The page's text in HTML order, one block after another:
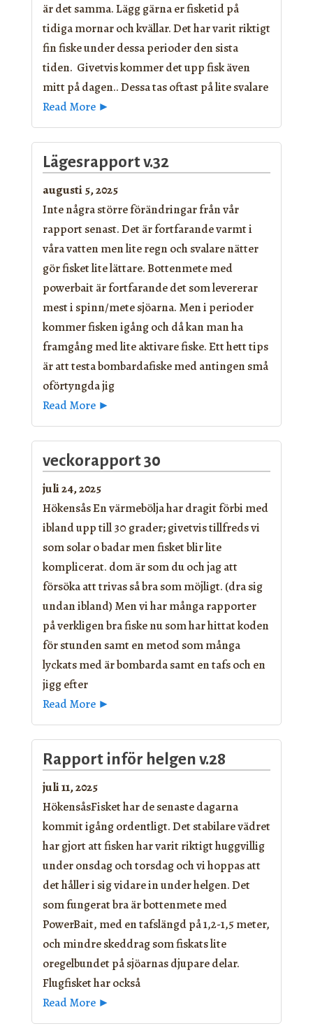
är det samma. Lägg gärna er fisketid på
tidiga mornar och kvällar. Det har varit riktigt
fin fiske under dessa perioder den sista
tiden. Givetvis kommer det upp fisk även
mitt på dagen.. Dessa tas oftast på lite svalare
Read More ►
Lägesrapport v.32
augusti 5, 2025
Inte några större förändringar från vår
rapport senast. Det är fortfarande varmt i
våra vatten men lite regn och svalare nätter
gör fisket lite lättare. Bottenmete med
powerbait är fortfarande det som levererar
mest i spinn/mete sjöarna. Men i perioder
kommer fisken igång och då kan man ha
framgång med lite aktivare fiske. Ett hett tips
är att testa bombardafiske med antingen små
oförtyngda jig
Read More ►
veckorapport 30
juli 24, 2025
Hökensås En värmebölja har dragit förbi med
ibland upp till 30 grader; givetvis tillfreds vi
som solar o badar men fisket blir lite
komplicerat. dom är som du och jag att
försöka att trivas så bra som möjligt. (dra sig
undan ibland) Men vi har många rapporter
på verkligen bra fiske nu som har hittat koden
för stunden samt en metod som många
lyckats med är bombarda samt en tafs och en
jigg efter
Read More ►
Rapport inför helgen v.28
juli 11, 2025
HökensåsFisket har de senaste dagarna
kommit igång ordentligt. Det stabilare vädret
har gjort att fisken har varit riktigt huggvillig
under onsdag och torsdag och vi hoppas att
det håller i sig vidare in under helgen. Det
som fungerat bra är bottenmete med
PowerBait, med en tafslängd på 1,2-1,5 meter,
och mindre skeddrag som fiskats lite
oregelbundet på sjöarnas djupare delar.
Flugfisket har också
Read More ►